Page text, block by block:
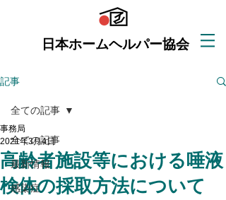
日本ホームヘルパー協会
記事
全ての記事
最新情報
感染症
全ての記事
高齢者施設等における唾液
検体の採取方法について
事務局
2021年3月4日